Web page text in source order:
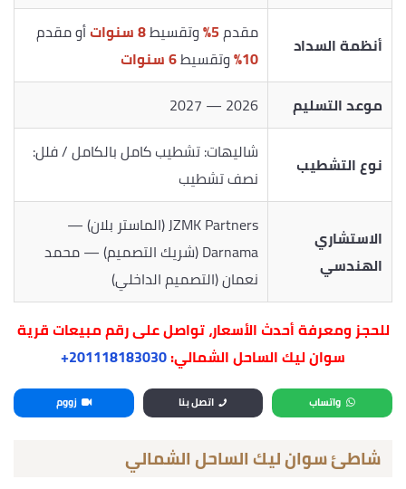
أنظمة السداد مقدم5% وتقسيط8 سنوات
أو مقدم
10% وتقسيط6 سنوات
موعد التسليم
2026 — 2027
نوع التشطيب
شاليهات: تشطيب كامل بالكامل / فلل:
نصف تشطيب
الاستشاري
الهندسي
JZMK Partners (الماستر بلان) —
Darnama (شريك التصميم) — محمد
نعمان (التصميم الداخلي)
للحجز ومعرفة أحدث الأسعار، تواصل على رقم مبيعات قرية
سوان ليك الساحل الشمالي:‎+201118183030
واتساب اتصل بنا زووم
شاطئ سوان ليك الساحل الشمالي